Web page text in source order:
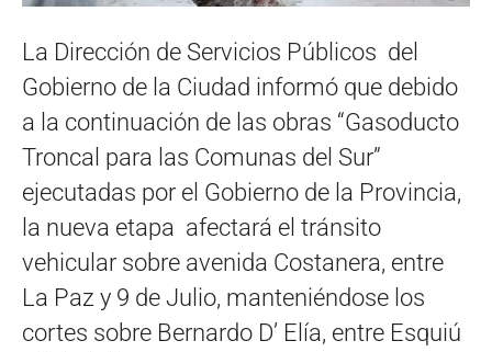
La Dirección de Servicios Públicos del
Gobierno de la Ciudad informó que debido
a la continuación de las obras “Gasoducto
Troncal para las Comunas del Sur”
ejecutadas por el Gobierno de la Provincia,
la nueva etapa afectará el tránsito
vehicular sobre avenida Costanera, entre
La Paz y 9 de Julio, manteniéndose los
cortes sobre Bernardo D’ Elía, entre Esquiú